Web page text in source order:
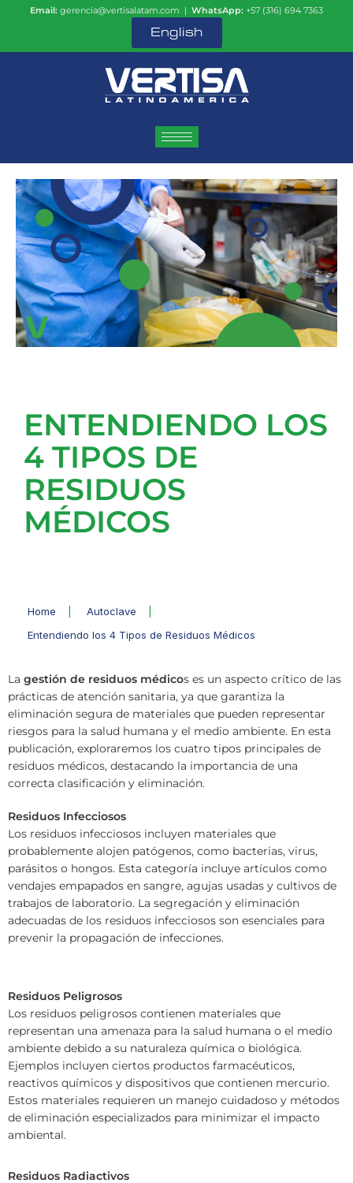
Email: gerencia@vertisalatam.com | WhatsApp: +57 (316) 694 7363
English
ENTENDIENDO LOS
4 TIPOS DE
RESIDUOS
MÉDICOS
Home Autoclave
Entendiendo los 4 Tipos de Residuos Médicos
La gestión de residuos médicos es un aspecto crítico de las
prácticas de atención sanitaria, ya que garantiza la
eliminación segura de materiales que pueden representar
riesgos para la salud humana y el medio ambiente. En esta
publicación, exploraremos los cuatro tipos principales de
residuos médicos, destacando la importancia de una
correcta clasificación y eliminación.
Residuos Infecciosos
Los residuos infecciosos incluyen materiales que
probablemente alojen patógenos, como bacterias, virus,
parásitos o hongos. Esta categoría incluye artículos como
vendajes empapados en sangre, agujas usadas y cultivos de
trabajos de laboratorio. La segregación y eliminación
adecuadas de los residuos infecciosos son esenciales para
prevenir la propagación de infecciones.
Residuos Peligrosos
Los residuos peligrosos contienen materiales que
representan una amenaza para la salud humana o el medio
ambiente debido a su naturaleza química o biológica.
Ejemplos incluyen ciertos productos farmacéuticos,
reactivos químicos y dispositivos que contienen mercurio.
Estos materiales requieren un manejo cuidadoso y métodos
de eliminación especializados para minimizar el impacto
ambiental.
Residuos Radiactivos